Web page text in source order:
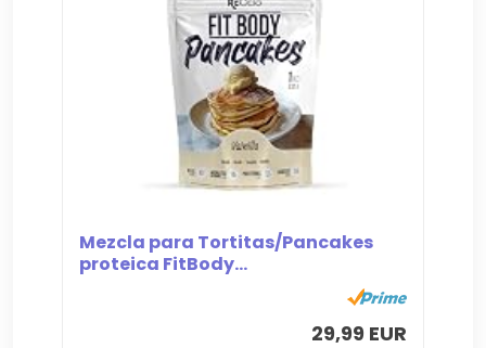
Mezcla para Tortitas/Pancakes
proteica FitBody...
29,99 EUR